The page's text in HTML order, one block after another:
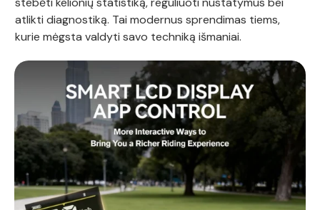
atlikti diagnostiką. Tai modernus sprendimas tiems,
kurie mėgsta valdyti savo techniką išmaniai.